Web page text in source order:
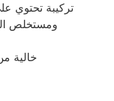
تركيبة تحتوي على
خالية